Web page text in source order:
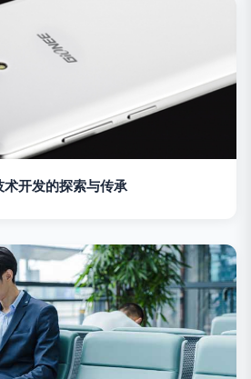
开发的探索与传承